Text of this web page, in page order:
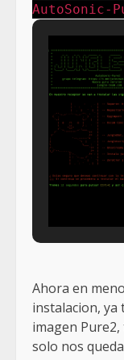
AutoSonic-
Ahora en
instalacion,
imagen
solo nos